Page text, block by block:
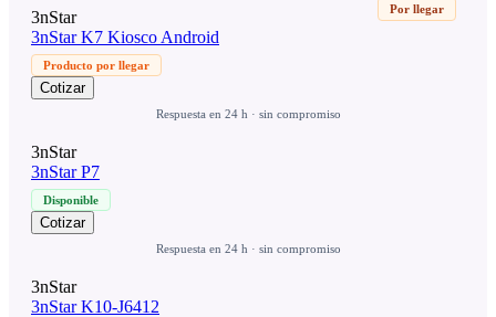
Por llegar
3nStar
3nStar K7 Kiosco Android
Producto por llegar
Cotizar
Respuesta en 24 h · sin compromiso
3nStar
3nStar P7
Disponible
Cotizar
Respuesta en 24 h · sin compromiso
3nStar
3nStar K10-J6412